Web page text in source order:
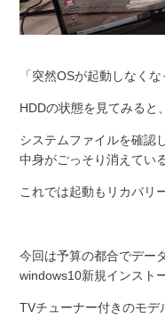
「突然OSが起動しなく
HDDの状態を見てみると
システムファイルを確認
中身がごっそり消えてい
これでは起動もリカバリ
今回は予算の都合でデー
windows10新規インスト
TVチューナー付きのモ